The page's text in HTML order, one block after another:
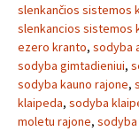
slenkančios sistemos
slenkancios sistemos
ezero kranto, sodyba
sodyba gimtadieniui,
sodyba kauno rajone,
klaipeda, sodyba
moletu rajone,